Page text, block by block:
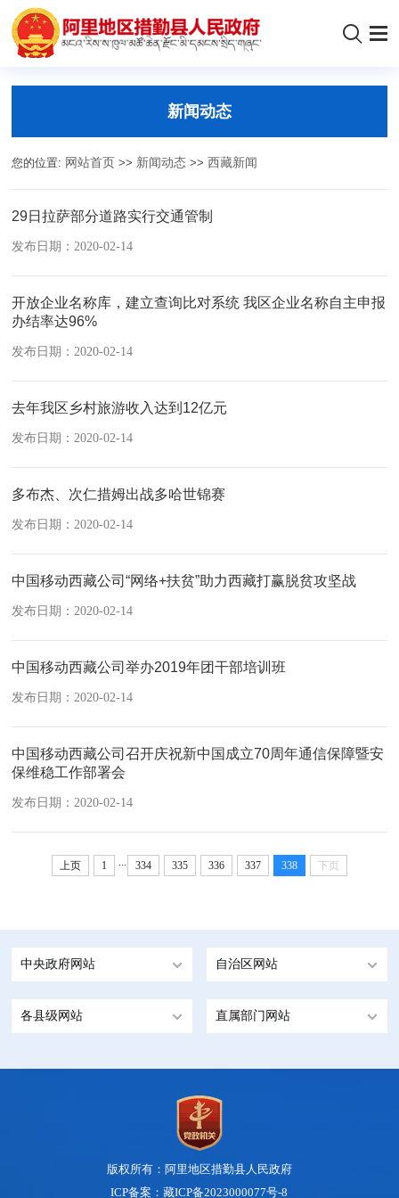
新闻动态
您的位置: 网站首页 >> 新闻动态 >> 西藏新闻
29日拉萨部分道路实行交通管制
发布日期：2020-02-14
开放企业名称库，建立查询比对系统 我区企业名称自主申报
办结率达96%
发布日期：2020-02-14
去年我区乡村旅游收入达到12亿元
发布日期：2020-02-14
多布杰、次仁措姆出战多哈世锦赛
发布日期：2020-02-14
中国移动西藏公司“网络+扶贫”助力西藏打赢脱贫攻坚战
发布日期：2020-02-14
中国移动西藏公司举办2019年团干部培训班
发布日期：2020-02-14
中国移动西藏公司召开庆祝新中国成立70周年通信保障暨安
保维稳工作部署会
发布日期：2020-02-14
上页 1 ... 334 335 336 337 338 下页
中央政府网站 自治区网站
各县级网站 直属部门网站
版权所有：阿里地区措勤县人民政府
ICP备案：藏ICP备2023000077号-8